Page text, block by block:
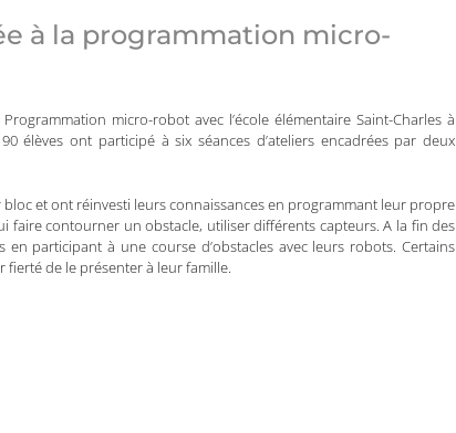
à la programmation micro-
micro-robot avec l’école élémentaire Saint-Charles à
élèves ont participé à six séances d’ateliers encadrées par deux
et ont réinvesti leurs connaissances en programmant leur propre
faire contourner un obstacle, utiliser différents capteurs. A la fin des
participant à une course d’obstacles avec leurs robots. Certains
de le présenter à leur famille.